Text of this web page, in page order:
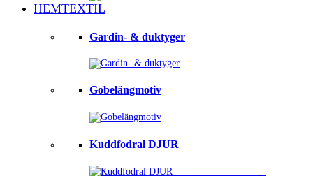
HEMTEXTIL
Gardin- & duktyger
Gobelängmotiv
Kuddfodral DJUR ⠀⠀⠀⠀⠀⠀⠀⠀⠀⠀⠀⠀⠀